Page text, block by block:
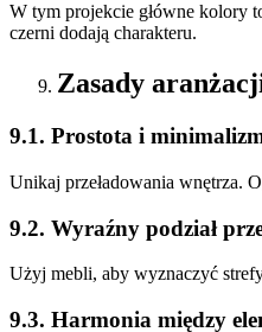
W tym projekcie główne kolory
czerni dodają charakteru.
Zasady
9.1. Prostota i
Unikaj przeładowania wnętrza.
9.2. Wyraźny podział
Użyj mebli, aby wyznaczyć
9.3. Harmonia między